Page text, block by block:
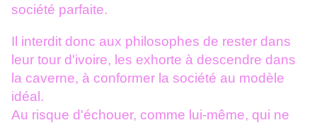
société parfaite.
Il interdit donc aux philosophes de rester dans
leur tour d'ivoire, les exhorte à descendre dans
la caverne, à conformer la société au modèle
idéal.
Au risque d'échouer, comme lui-même, qui ne